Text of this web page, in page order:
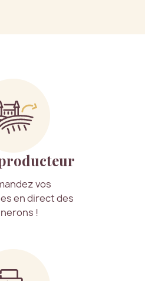
vos
en direct des
!